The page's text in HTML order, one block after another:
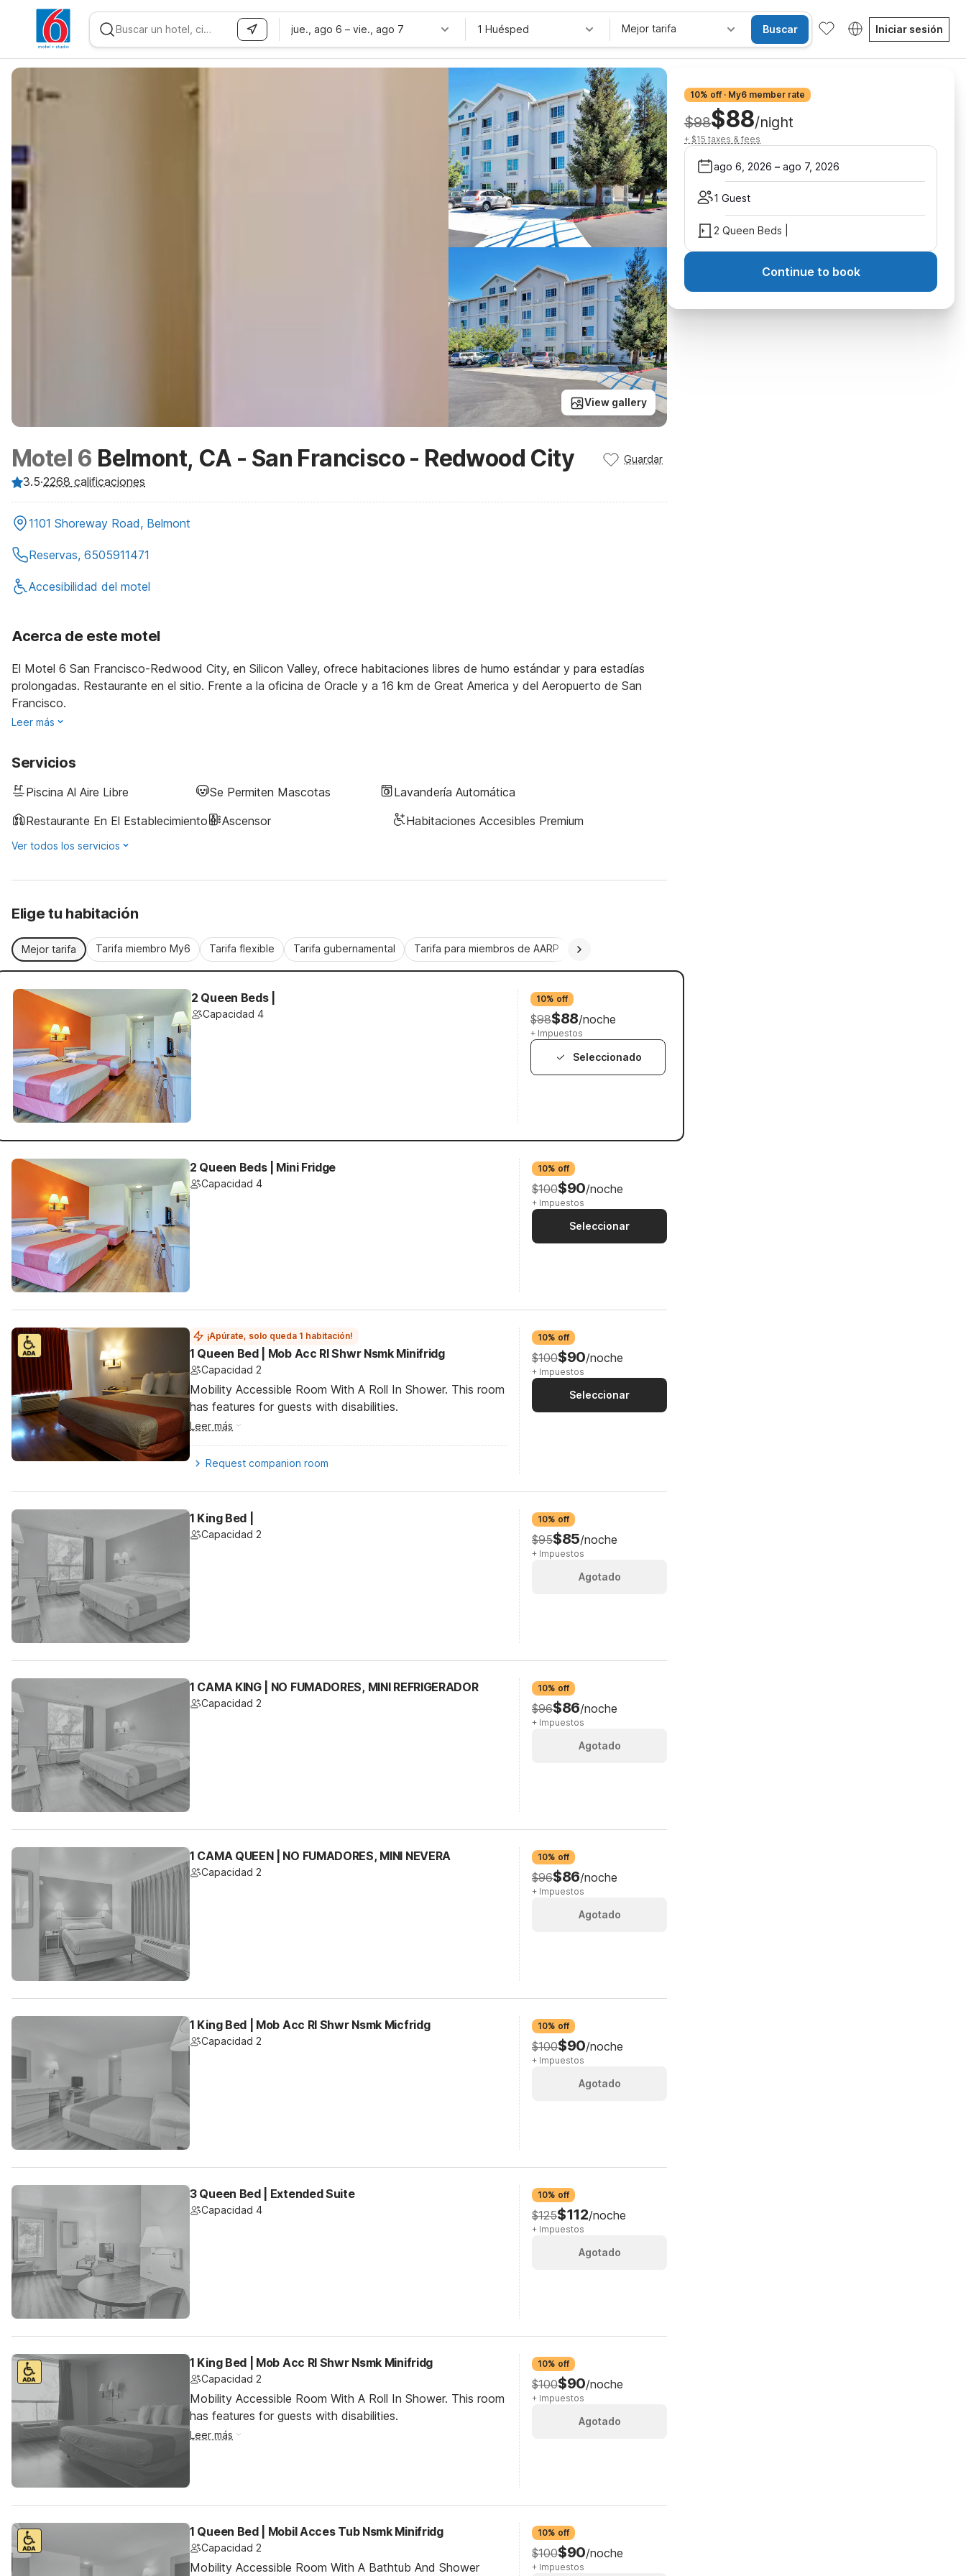
jue., ago 6 – vie., ago 7 1 Huésped Mejor tarifa Buscar Iniciar sesión
View gallery
Motel 6 Belmont, CA - San Francisco - Redwood City Guardar
3.5·2268 calificaciones
1101 Shoreway Road, Belmont
Reservas, 6505911471
Accesibilidad del motel
Acerca de este motel
El Motel 6 San Francisco-Redwood City, en Silicon Valley, ofrece habitaciones libres de humo estándar y para estadías
prolongadas. Restaurante en el sitio. Frente a la oficina de Oracle y a 16 km de Great America y del Aeropuerto de San
Francisco.
Leer más
Servicios
Piscina Al Aire Libre Se Permiten Mascotas
Lavandería Automática
Restaurante En El Establecimiento
Ascensor Habitaciones Accesibles Premium
Ver todos los servicios
Elige tu habitación
Mejor tarifa Tarifa miembro My6 Tarifa flexible Tarifa gubernamental Tarifa para miembros de AARP CorporatePlus(CP)
2 Queen Beds |
Capacidad 4
10% off
$98$88/noche
+ Impuestos
Seleccionado
2 Queen Beds | Mini Fridge
Capacidad 4
10% off
$100$90/noche
+ Impuestos
Seleccionar
¡Apúrate, solo queda 1 habitación!
1 Queen Bed | Mob Acc RI Shwr Nsmk Minifridg
Capacidad 2
Mobility Accessible Room With A Roll In Shower. This room
has features for guests with disabilities.
Leer más
Request companion room
10% off
$100$90/noche
+ Impuestos
Seleccionar
1 King Bed |
Capacidad 2
10% off
$95$85/noche
+ Impuestos
Agotado
1 CAMA KING | NO FUMADORES, MINI REFRIGERADOR
Capacidad 2
10% off
$96$86/noche
+ Impuestos
Agotado
1 CAMA QUEEN | NO FUMADORES, MINI NEVERA
Capacidad 2
10% off
$96$86/noche
+ Impuestos
Agotado
1 King Bed | Mob Acc RI Shwr Nsmk Micfridg
Capacidad 2
10% off
$100$90/noche
+ Impuestos
Agotado
3 Queen Bed | Extended Suite
Capacidad 4
10% off
$125$112/noche
+ Impuestos
Agotado
1 King Bed | Mob Acc RI Shwr Nsmk Minifridg
Capacidad 2
Mobility Accessible Room With A Roll In Shower. This room
has features for guests with disabilities.
Leer más
10% off
$100$90/noche
+ Impuestos
Agotado
1 Queen Bed | Mobil Acces Tub Nsmk Minifridg
Capacidad 2
Mobility Accessible Room With A Bathtub And Shower
10% off
$100$90/noche
+ Impuestos
10% off · My6 member rate
$98$88/night
+ $15 taxes & fees
ago 6, 2026 – ago 7, 2026
1 Guest
2 Queen Beds |
Continue to book